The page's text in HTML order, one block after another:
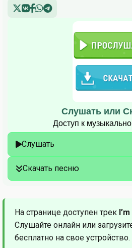
Слушать или
Доступ к
Слушать
Скачать песню
На странице доступен трек
Слушайте онлайн или
бесплатно на свое устройство.